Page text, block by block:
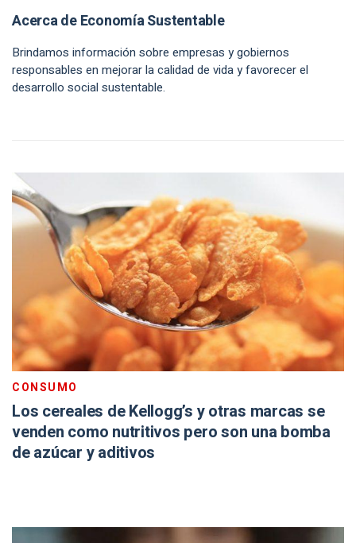
Acerca de Economía Sustentable
Brindamos información sobre empresas y gobiernos
responsables en mejorar la calidad de vida y favorecer el
desarrollo social sustentable.
CONSUMO
Los cereales de Kellogg’s y otras marcas se
venden como nutritivos pero son una bomba
de azúcar y aditivos